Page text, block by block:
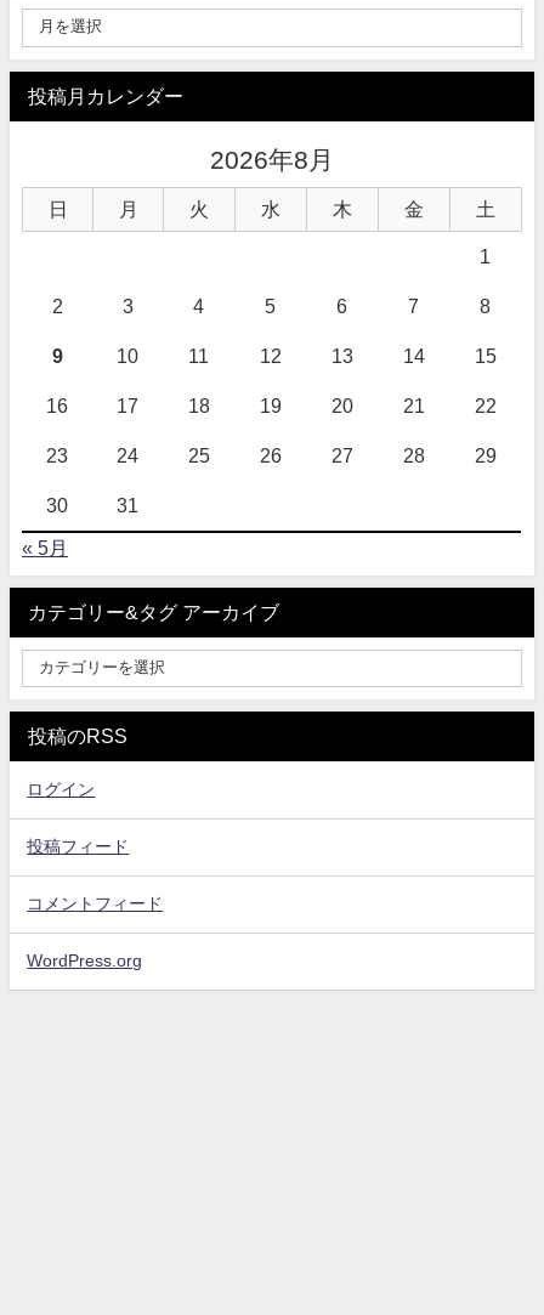
投稿月カレンダー
2026年8月
日 月 火 水 木 金 土
1
2 3 4 5 6 7 8
9 10 11 12 13 14 15
16 17 18 19 20 21 22
23 24 25 26 27 28 29
30 31
« 5月
カテゴリー&タグ アーカイブ
投稿のRSS
ログイン
投稿フィード
コメントフィード
WordPress.org